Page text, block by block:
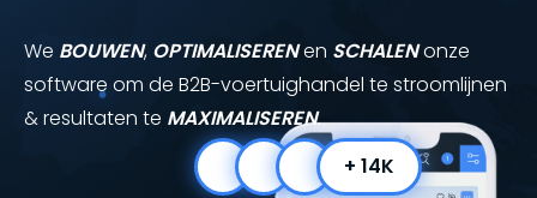
We BOUWEN, OPTIMALISERENen SCHALENonze
software om de B2B-voertuighandel te stroomlijnen
& resultaten te MAXIMALISEREN.
+ 14K